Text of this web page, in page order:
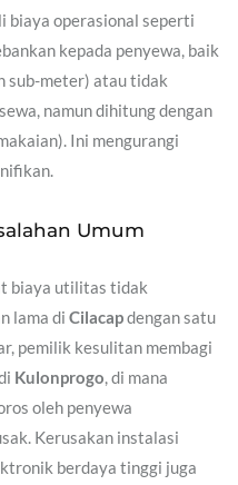
biaya operasional seperti
kepada penyewa, baik
sub-meter) atau tidak
namun dihitung dengan
Ini mengurangi
Umum
biaya utilitas tidak
lama di Cilacapdengan satu
pemilik kesulitan membagi
Kulonprogo, di mana
oleh penyewa
Kerusakan instalasi
berdaya tinggi juga